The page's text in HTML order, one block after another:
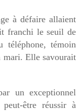
à défaire allaient
franchi le seuil de
téléphone, témoin
mari. Elle savourait
exceptionnel
être réussir à